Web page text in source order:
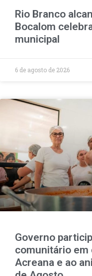
Rio Branco
Bocalom
municipal
6 de agosto de 2026
Governo
comunitário em
Acreana e ao